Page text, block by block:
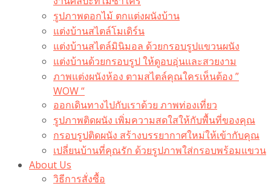
รูปภาพดอกไม้ ตกแต่งผนังบ้าน
แต่งบ้านสไตล์โมเดิร์น
แต่งบ้านสไตล์มินิมอล ด้วยกรอบรูปแขวนผนัง
แต่งบ้านด้วยกรอบรูป ให้ดูอบอุ่นและสวยงาม
ภาพแต่งผนังห้อง ตามสไตล์คุณใครเห็นต้อง ”
WOW “
ออกเดินทางไปกับเราด้วย ภาพท่องเที่ยว
รูปภาพติดผนัง เพิ่มความสดใสให้กับพื้นที่ของคุณ
กรอบรูปติดผนัง สร้างบรรยากาศใหม่ให้เข้ากับคุณ
เปลี่ยนบ้านที่คุณรัก ด้วยรูปภาพใส่กรอบพร้อมแขวน​
About Us
วิธีการสั่งซื้อ